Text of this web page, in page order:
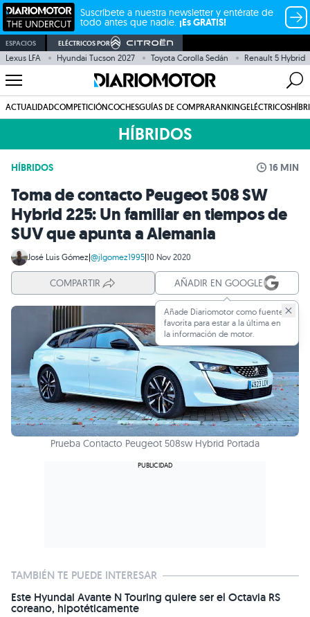
Suscríbete a nuestra newsletter y entérate de
todo antes que nadie. ¡Es GRATIS!
ESPACIOS ELÉCTRICOS POR
Lexus LFA Hyundai Tucson 2027 Toyota Corolla Sedán Renault 5 Hybrid
ACTUALIDADCOMPETICIÓNCOCHESGUÍAS DE COMPRARANKINGELÉCTRICOS
HÍBRIDOS
HÍBRIDOS 16 MIN
Toma de contacto Peugeot 508 SW
Hybrid 225: Un familiar en tiempos de
SUV que apunta a Alemania
José Luis Gómez|@jlgomez1995|10 Nov 2020
COMPARTIR AÑADIR EN GOOGLE
Añade Diariomotor como fuente
favorita para estar a la última en
la información de motor.
Prueba Contacto Peugeot 508sw Hybrid Portada
TAMBIÉN TE PUEDE INTERESAR
Este Hyundai Avante N Touring quiere ser el Octavia RS
coreano, hipotéticamente